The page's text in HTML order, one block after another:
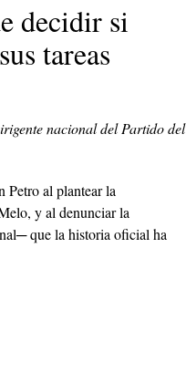
decidir si
tareas
nacional del Partido del
Petro al plantear la
y al denunciar la
que la historia oficial ha